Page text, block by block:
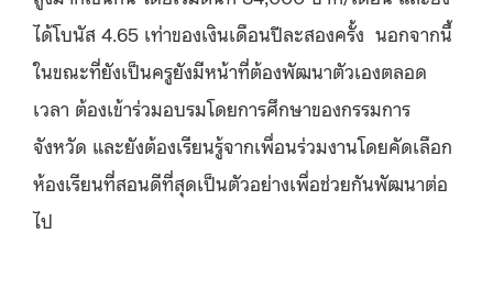
ได้โบนัส 4.65 เท่าของเงินเดือนปีละสองครั้ง นอกจากนี้
ในขณะที่ยังเป็นครูยังมีหน้าที่ต้องพัฒนาตัวเองตลอด
เวลา ต้องเข้าร่วมอบรมโดยการศึกษาของกรรมการ
จังหวัด และยังต้องเรียนรู้จากเพื่อนร่วมงานโดยคัดเลือก
ห้องเรียนที่สอนดีที่สุดเป็นตัวอย่างเพื่อช่วยกันพัฒนาต่อ
ไป